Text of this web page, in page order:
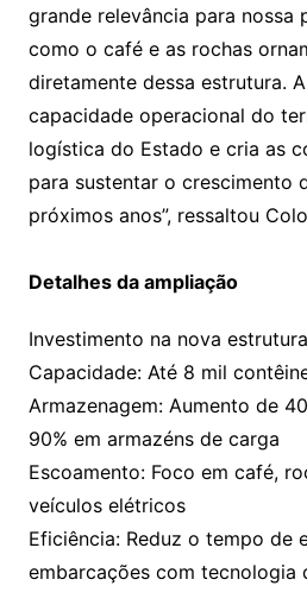
grande relevância para nossa
como o café e as rochas
diretamente dessa estrutura.
capacidade operacional do
logística do Estado e cria as
para sustentar o crescimento
próximos anos”, ressaltou
Detalhes da ampliação
Investimento na nova
Capacidade: Até 8 mil
Armazenagem: Aumento de
90% em armazéns de carga
Escoamento: Foco em café,
veículos elétricos
Eficiência: Reduz o tempo de
embarcações com tecnologia